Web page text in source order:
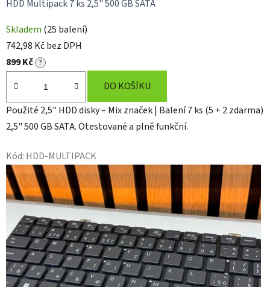
y
t
ř
e
a
l
e
v
n
ě
.
HDD Multipack 7 ks 2,5" 500 GB SATA
Skladem (25 balení)
742,98 Kč bez DPH
899 Kč ?
DO KOŠÍKU
Použité 2,5" HDD disky – Mix značek | Balení 7 ks (5 + 2 zdarma)
2,5" 500 GB SATA. Otestované a plně funkční.
Kód: HDD-MULTIPACK